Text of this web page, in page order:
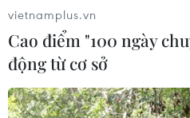
vietnamplus.vn
Cao điểm "100 ngày
động từ cơ sở